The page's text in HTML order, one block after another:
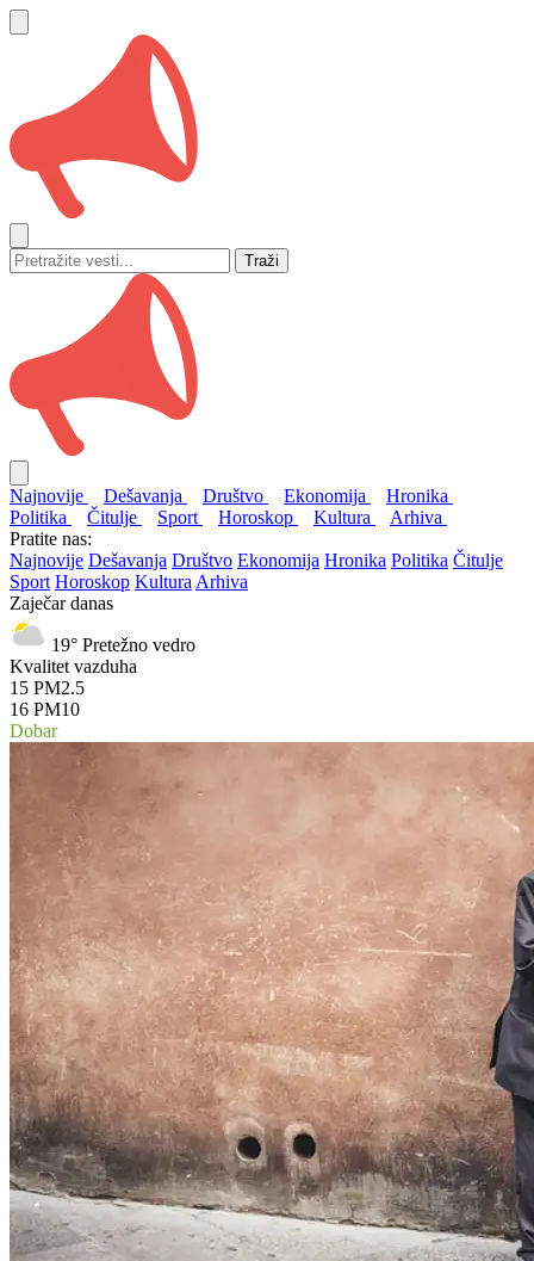
Traži
Najnovije Dešavanja Društvo Ekonomija
Hronika
Politika
Čitulje Sport Horoskop Kultura
Arhiva
Pratite nas:
Najnovije Dešavanja Društvo Ekonomija Hronika Politika Čitulje
Sport Horoskop Kultura Arhiva
Zaječar danas
19° Pretežno vedro
Kvalitet vazduha
15 PM2.5
16 PM10
Dobar